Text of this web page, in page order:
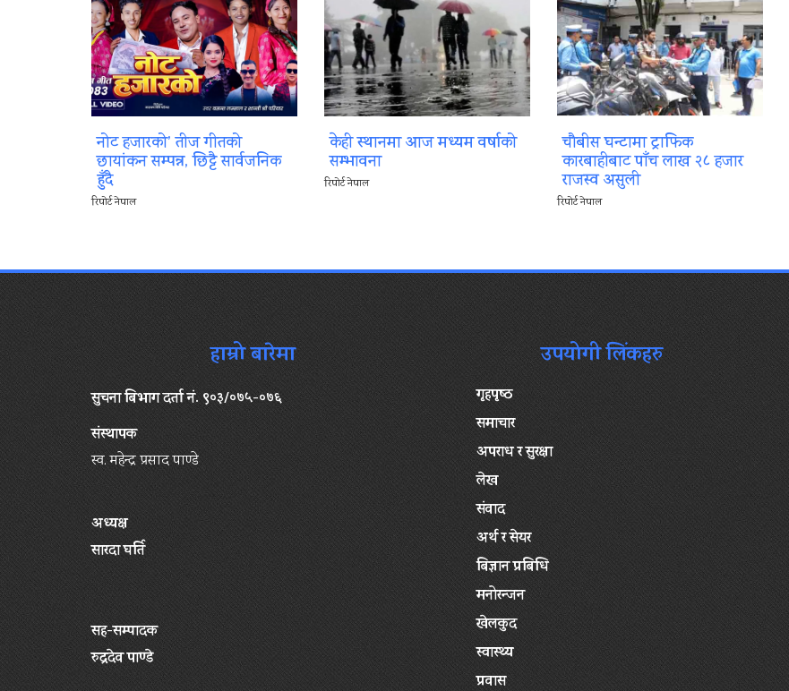
नोट हजारको’ तीज गीतको
छायांकन सम्पन्न, छिट्टै सार्वजनिक
हुँदै
रिपोर्ट नेपाल
केही स्थानमा आज मध्यम वर्षाको
सम्भावना
रिपोर्ट नेपाल
चौबीस घन्टामा ट्राफिक
कारबाहीबाट पाँच लाख २८ हजार
राजस्व असुली
रिपोर्ट नेपाल
हाम्रो बारेमा
सुचना बिभाग दर्ता नं. ९०३/०७५-०७६
संस्थापक
स्व. महेन्द्र प्रसाद पाण्डे
अध्यक्ष
सारदा घर्ति
सह-सम्पादक
रुद्रदेव पाण्डे
उपयोगी लिंकहरु
गृहपृष्‍ठ
समाचार
अपराध र सुरक्षा
लेख
संवाद
अर्थ र सेयर
बिज्ञान प्रबिधि
मनोरन्जन
खेलकुद
स्वास्थ्य
प्रवास